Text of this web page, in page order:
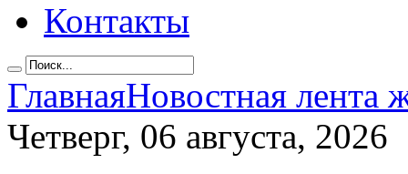
Контакты
ГлавнаяНовостная лента
Четверг, 06 августа, 2026